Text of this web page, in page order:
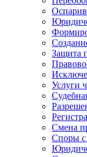
Защита
Услуги
Смена
Споры с